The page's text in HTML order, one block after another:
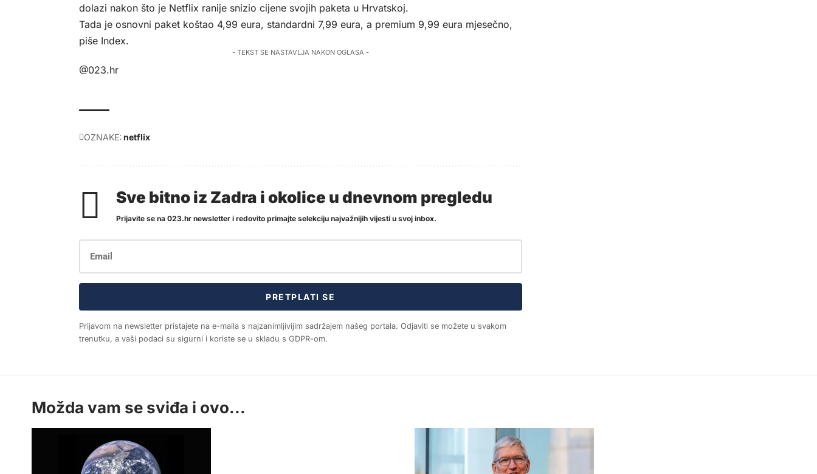
dolazi nakon što je Netflix ranije snizio cijene svojih paketa u Hrvatskoj.
Tada je osnovni paket koštao 4,99 eura, standardni 7,99 eura, a premium 9,99 eura mjesečno,
piše Index.
- TEKST SE NASTAVLJA NAKON OGLASA -
@023.hr
OZNAKE: netflix
Sve bitno iz Zadra i okolice u dnevnom pregledu
Prijavite se na 023.hr newsletter i redovito primajte selekciju najvažnijih vijesti u svoj inbox.
PRETPLATI SE
Prijavom na newsletter pristajete na e-maila s najzanimljivijim sadržajem našeg portala. Odjaviti se možete u svakom
trenutku, a vaši podaci su sigurni i koriste se u skladu s GDPR-om.
Možda vam se sviđa i ovo...